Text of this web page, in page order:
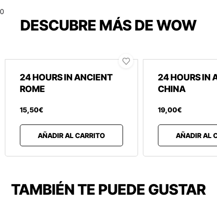
0
DESCUBRE MÁS DE WOW
24 HOURS IN ANCIENT
ROME
15,50€
AÑADIR AL CARRITO
24 HOURS IN
CHINA
19,00€
AÑADIR AL
TAMBIÉN TE PUEDE GUSTAR